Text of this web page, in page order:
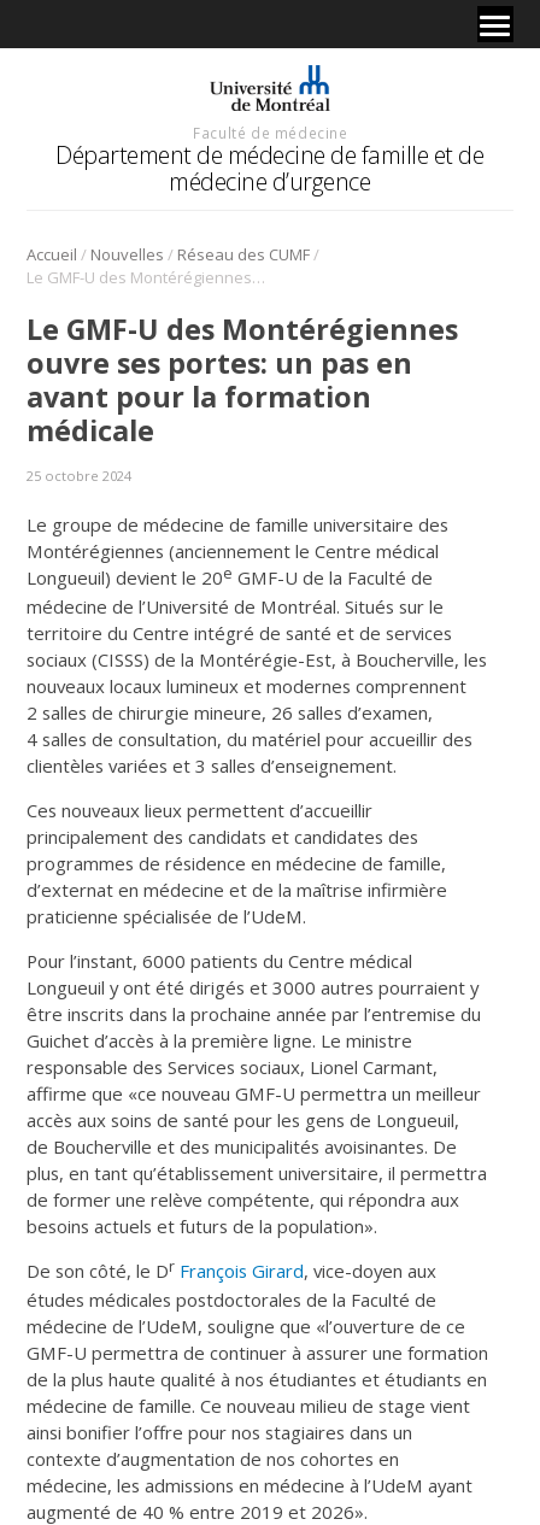
Faculté de médecine
Département de médecine de famille et de
médecine d’urgence
Accueil / Nouvelles / Réseau des CUMF/
Le GMF-U des Montérégiennes ouvre ses portes: un pas en avant pour la formation médicale
Le GMF-U des Montérégiennes
ouvre ses portes: un pas en
avant pour la formation
médicale
25 octobre 2024
Le groupe de médecine de famille universitaire des
Montérégiennes (anciennement le Centre médical
Longueuil) devient le 20e GMF-U de la Faculté de
médecine de l’Université de Montréal. Situés sur le
territoire du Centre intégré de santé et de services
sociaux (CISSS) de la Montérégie-Est, à Boucherville, les
nouveaux locaux lumineux et modernes comprennent
2 salles de chirurgie mineure, 26 salles d’examen,
4 salles de consultation, du matériel pour accueillir des
clientèles variées et 3 salles d’enseignement.
Ces nouveaux lieux permettent d’accueillir
principalement des candidats et candidates des
programmes de résidence en médecine de famille,
d’externat en médecine et de la maîtrise infirmière
praticienne spécialisée de l’UdeM.
Pour l’instant, 6000 patients du Centre médical
Longueuil y ont été dirigés et 3000 autres pourraient y
être inscrits dans la prochaine année par l’entremise du
Guichet d’accès à la première ligne. Le ministre
responsable des Services sociaux, Lionel Carmant,
affirme que «ce nouveau GMF-U permettra un meilleur
accès aux soins de santé pour les gens de Longueuil,
de Boucherville et des municipalités avoisinantes. De
plus, en tant qu’établissement universitaire, il permettra
de former une relève compétente, qui répondra aux
besoins actuels et futurs de la population».
De son côté, le Dr François Girard, vice-doyen aux
études médicales postdoctorales de la Faculté de
médecine de l’UdeM, souligne que «l’ouverture de ce
GMF-U permettra de continuer à assurer une formation
de la plus haute qualité à nos étudiantes et étudiants en
médecine de famille. Ce nouveau milieu de stage vient
ainsi bonifier l’offre pour nos stagiaires dans un
contexte d’augmentation de nos cohortes en
médecine, les admissions en médecine à l’UdeM ayant
augmenté de 40 % entre 2019 et 2026».